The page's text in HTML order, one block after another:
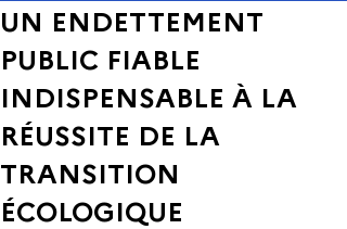
UN ENDETTEMENT
PUBLIC FIABLE
INDISPENSABLE À LA
RÉUSSITE DE LA
TRANSITION
ÉCOLOGIQUE